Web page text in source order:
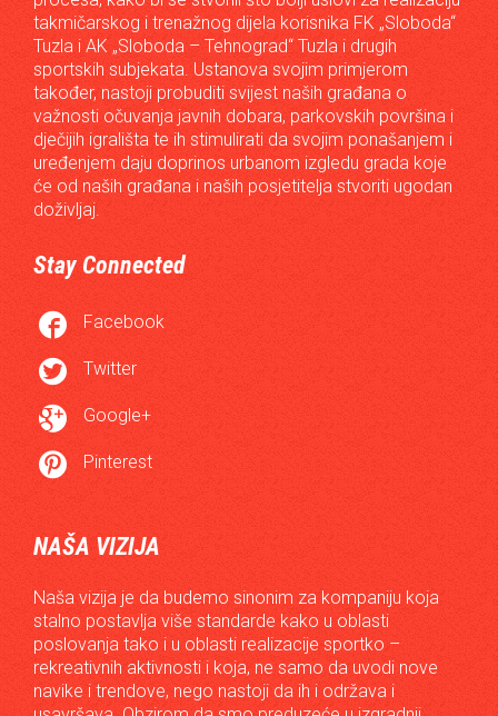
takmičarskog i trenažnog dijela korisnika FK „Sloboda“
Tuzla i AK „Sloboda – Tehnograd“ Tuzla i drugih
sportskih subjekata. Ustanova svojim primjerom
također, nastoji probuditi svijest naših građana o
važnosti očuvanja javnih dobara, parkovskih površina i
dječijih igrališta te ih stimulirati da svojim ponašanjem i
uređenjem daju doprinos urbanom izgledu grada koje
će od naših građana i naših posjetitelja stvoriti ugodan
doživljaj.
Stay Connected
 Facebook
 Twitter
 Google+
 Pinterest
NAŠA VIZIJA
Naša vizija je da budemo sinonim za kompaniju koja
stalno postavlja više standarde kako u oblasti
poslovanja tako i u oblasti realizacije sportko –
rekreativnih aktivnosti i koja, ne samo da uvodi nove
navike i trendove, nego nastoji da ih i održava i